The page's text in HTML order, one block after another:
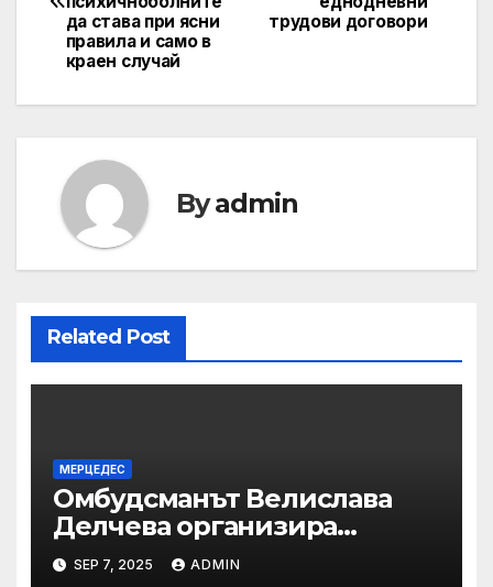
трудови договори
да става при ясни
правила и само в
краен случай
Byadmin
Related Post
МЕРЦЕДЕС
Омбудсманът Велислава
Делчева организира
изслушване на
SEP 7, 2025 ADMIN